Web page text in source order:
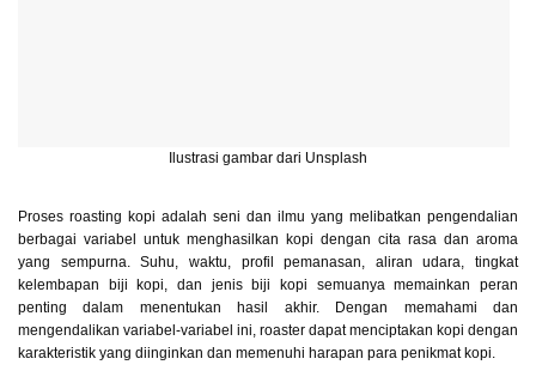
Ilustrasi gambar dari Unsplash
Proses roasting kopi adalah seni dan ilmu yang melibatkan pengendalian
berbagai variabel untuk menghasilkan kopi dengan cita rasa dan aroma
yang sempurna. Suhu, waktu, profil pemanasan, aliran udara, tingkat
kelembapan biji kopi, dan jenis biji kopi semuanya memainkan peran
penting dalam menentukan hasil akhir. Dengan memahami dan
mengendalikan variabel-variabel ini, roaster dapat menciptakan kopi dengan
karakteristik yang diinginkan dan memenuhi harapan para penikmat kopi.